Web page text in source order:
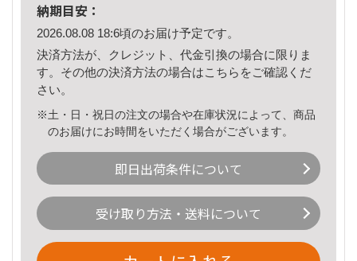
納期目安：
2026.08.08 18:6頃のお届け予定です。
決済方法が、クレジット、代金引換の場合に限りま
す。その他の決済方法の場合はこちら をご確認くだ
さい。
※土・日・祝日の注文の場合や在庫状況によって、商品
のお届けにお時間をいただく場合がございます。
即日出荷条件について
受け取り方法・送料について